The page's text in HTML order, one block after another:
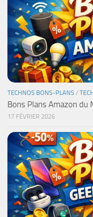
TECHNOS BONS-PLANS /
Bons Plans Amazon
17 FÉVRIER 2026